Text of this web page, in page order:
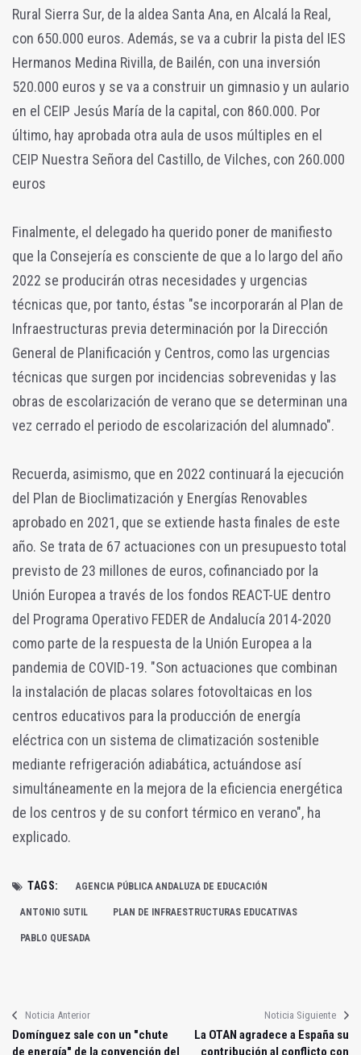
Rural Sierra Sur, de la aldea Santa Ana, en Alcalá la Real,
con 650.000 euros. Además, se va a cubrir la pista del IES
Hermanos Medina Rivilla, de Bailén, con una inversión
520.000 euros y se va a construir un gimnasio y un aulario
en el CEIP Jesús María de la capital, con 860.000. Por
último, hay aprobada otra aula de usos múltiples en el
CEIP Nuestra Señora del Castillo, de Vilches, con 260.000
euros
Finalmente, el delegado ha querido poner de manifiesto
que la Consejería es consciente de que a lo largo del año
2022 se producirán otras necesidades y urgencias
técnicas que, por tanto, éstas "se incorporarán al Plan de
Infraestructuras previa determinación por la Dirección
General de Planificación y Centros, como las urgencias
técnicas que surgen por incidencias sobrevenidas y las
obras de escolarización de verano que se determinan una
vez cerrado el periodo de escolarización del alumnado".
Recuerda, asimismo, que en 2022 continuará la ejecución
del Plan de Bioclimatización y Energías Renovables
aprobado en 2021, que se extiende hasta finales de este
año. Se trata de 67 actuaciones con un presupuesto total
previsto de 23 millones de euros, cofinanciado por la
Unión Europea a través de los fondos REACT-UE dentro
del Programa Operativo FEDER de Andalucía 2014-2020
como parte de la respuesta de la Unión Europea a la
pandemia de COVID-19. "Son actuaciones que combinan
la instalación de placas solares fotovoltaicas en los
centros educativos para la producción de energía
eléctrica con un sistema de climatización sostenible
mediante refrigeración adiabática, actuándose así
simultáneamente en la mejora de la eficiencia energética
de los centros y de su confort térmico en verano", ha
explicado.
TAGS: AGENCIA PÚBLICA ANDALUZA DE EDUCACIÓN
ANTONIO SUTIL PLAN DE INFRAESTRUCTURAS EDUCATIVAS
PABLO QUESADA
Noticia Anterior
Domínguez sale con un "chute
de energía" de la convención del
Noticia Siguiente
La OTAN agradece a España su
contribución al conflicto con